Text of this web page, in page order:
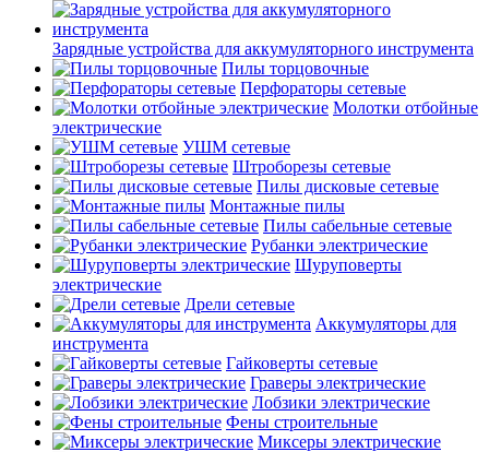
Зарядные устройства для аккумуляторного инструмента
Пилы торцовочные
Перфораторы сетевые
Молотки отбойные
электрические
УШМ сетевые
Штроборезы сетевые
Пилы дисковые сетевые
Монтажные пилы
Пилы сабельные сетевые
Рубанки электрические
Шуруповерты
электрические
Дрели сетевые
Аккумуляторы для
инструмента
Гайковерты сетевые
Граверы электрические
Лобзики электрические
Фены строительные
Миксеры электрические